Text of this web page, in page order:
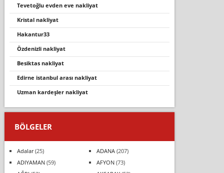
tevetoğlu evden eve nakliyat
kri̇stal nakli̇yat
hakantur33
özdenizli nakliyat
besiktas nakliyat
edi̇rne i̇stanbul arasi nakli̇yat
uzman kardeşler nakliyat
BÖLGELER
Adalar(25) ADANA(207)
ADIYAMAN(59) AFYON(73)